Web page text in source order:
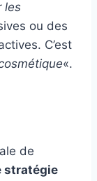
les
ou des
C’est
«.
de
stratégie